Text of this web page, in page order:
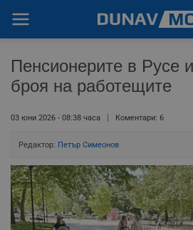
Пенсионерите в Русе
броя на работещите
03 юни 2026 - 08:38 часа Коментари: 6
Редактор: Петър Симеонов